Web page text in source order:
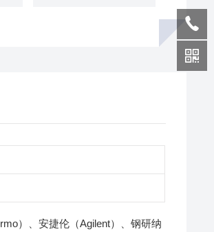
）、安捷伦（Agilent）、钢研纳